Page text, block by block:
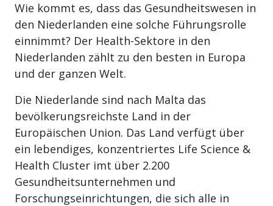
Wie kommt es, dass das Gesundheitswesen in
den Niederlanden eine solche Führungsrolle
einnimmt? Der Health-Sektore in den
Niederlanden zählt zu den besten in Europa
und der ganzen Welt.
Die Niederlande sind nach Malta das
bevölkerungsreichste Land in der
Europäischen Union. Das Land verfügt über
ein lebendiges, konzentriertes Life Science &
Health Cluster imt über 2.200
Gesundheitsunternehmen und
Forschungseinrichtungen, die sich alle in